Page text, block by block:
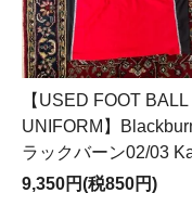
【USED FOOT BALL
UNIFORM】
ラックバーン02/03
9,350円(税850円)